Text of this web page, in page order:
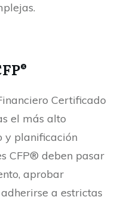
Certificado
el más alto
y planificación
CFP® deben pasar
aprobar
a estrictas